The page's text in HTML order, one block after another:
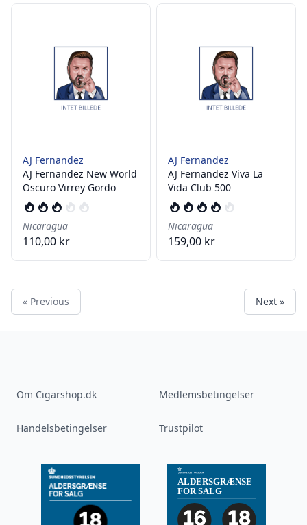
AJ Fernandez
AJ Fernandez New World
Oscuro Virrey Gordo
Nicaragua
110,00 kr
AJ Fernandez
AJ Fernandez Viva La
Vida Club 500
Nicaragua
159,00 kr
« Previous Next »
Om Cigarshop.dk
Handelsbetingelser
Medlemsbetingelser
Trustpilot